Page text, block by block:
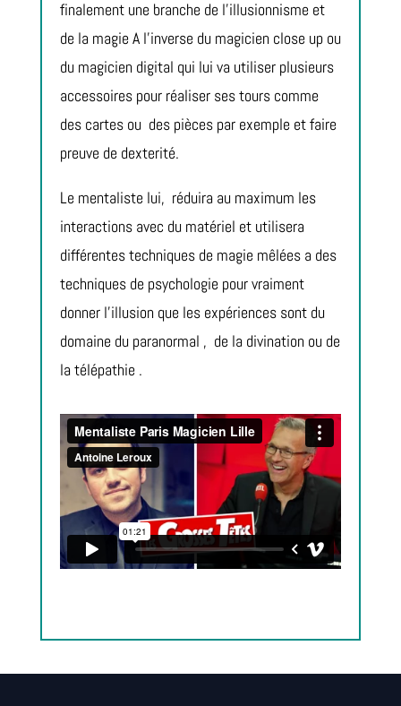
finalement une branche de l’illusionnisme et
de la magieA l’inverse du magicien close up ou
du magicien digital qui lui va utiliser plusieurs
accessoires pour réaliser ses tours comme
des cartes ou des pièces par exemple et faire
preuve de dexterité.
Le mentaliste lui, réduira au maximum les
interactions avec du matériel et utilisera
différentes techniques de magie mêlées a des
techniques de psychologie pour vraiment
donner l’illusion que les expériences sont du
domaine du paranormal , de la divination ou de
la télépathie .